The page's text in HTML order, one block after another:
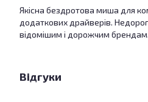
Якісна бездротова миша для
додаткових драйверів.
відомішим і дорожчим брендам.
Відгуки